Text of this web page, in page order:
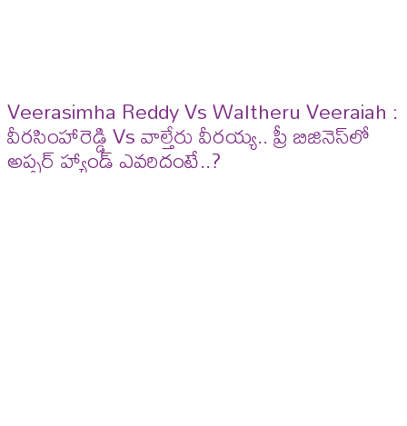
Veerasimha Reddy Vs Waltheru Veeraiah :
వీరసింహారెడ్డి Vs వాల్తేరు వీరయ్య.. ప్రీ బిజినెస్​లో
అప్పర్ హ్యాండ్ ఎవరిదంటే..?